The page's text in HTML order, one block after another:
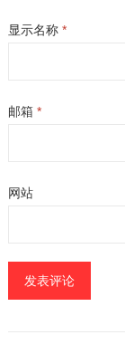
显示名称 *
邮箱 *
网站